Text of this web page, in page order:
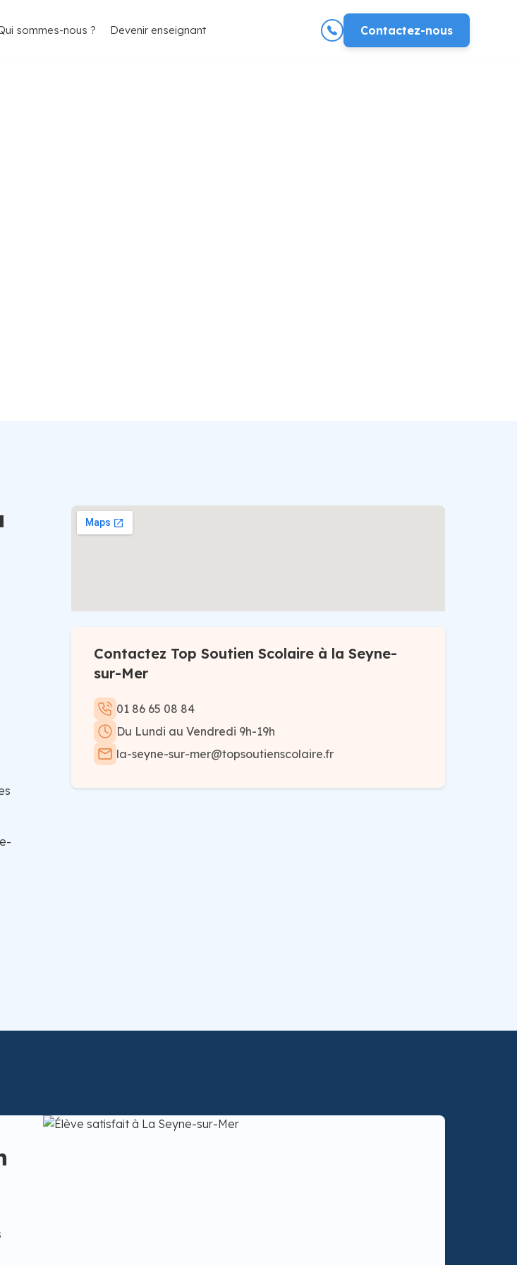
sommes-nous ? Devenir enseignant Contactez-nous
Contactez Top Soutien Scolaire à la Seyne-
sur-Mer
01 86 65 08 84
Du Lundi au Vendredi 9h-19h
la-seyne-sur-mer@topsoutienscolaire.fr